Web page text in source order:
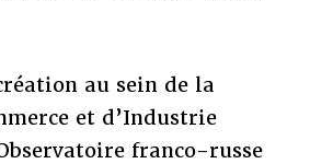
au sein de la
et d’Industrie
franco-russe